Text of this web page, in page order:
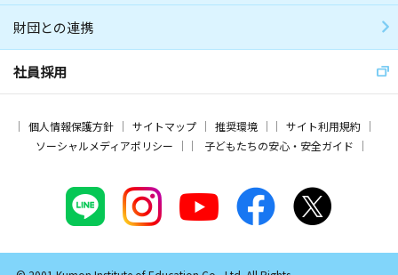
財団との連携
社員採用
個人情報保護方針 サイトマップ 推奨環境
サイト利用規約
ソーシャルメディアポリシー
子どもたちの安心・安全ガイド